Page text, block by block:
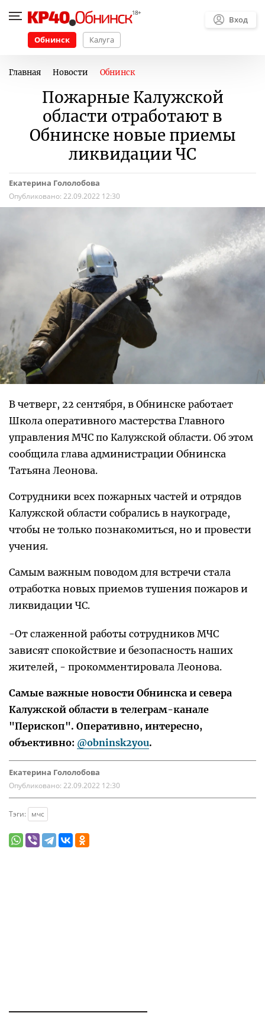
Обнинск Калуга
Вход
Главная Новости Обнинск
Пожарные Калужской
области отработают в
Обнинске новые приемы
ликвидации ЧС
Екатерина Гололобова
Опубликовано: 22.09.2022 12:30
В четверг, 22 сентября, в Обнинске работает
Школа оперативного мастерства Главного
управления МЧС по Калужской области. Об этом
сообщила глава администрации Обнинска
Татьяна Леонова.
Сотрудники всех пожарных частей и отрядов
Калужской области собрались в наукограде,
чтобы не только познакомиться, но и провести
учения.
Самым важным поводом для встречи стала
отработка новых приемов тушения пожаров и
ликвидации ЧС.
-От слаженной работы сотрудников МЧС
зависят спокойствие и безопасность наших
жителей, - прокомментировала Леонова.
Самые важные новости Обнинска и севера
Калужской области в телеграм-канале
"Перископ". Оперативно, интересно,
объективно: @obninsk2you.
Екатерина Гололобова
Опубликовано: 22.09.2022 12:30
Тэги: мчс